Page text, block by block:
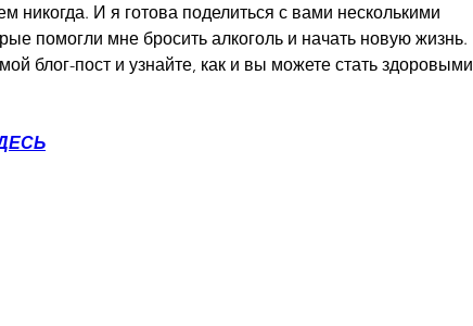
никогда. И я готова поделиться с вами несколькими
помогли мне бросить алкоголь и начать новую жизнь.
блог-пост и узнайте, как и вы можете стать здоровыми